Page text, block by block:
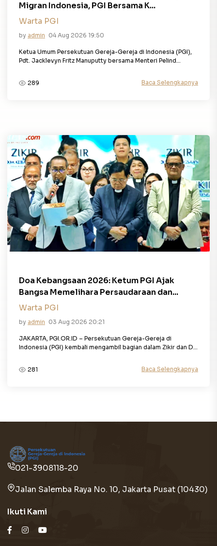
Migran Indonesia, PGI Bersama K...
Warta PGI
by admin 04 Aug 2026 19:50
Ketua Umum Persekutuan Gereja-Gereja di Indonesia (PGI),
Pdt. Jacklevyn Fritz Manuputty bersama Menteri Pelind...
289 Baca Selengkapnya
Doa Kebangsaan 2026: Ketum PGI Ajak
Bangsa Memelihara Persaudaraan dan...
Warta PGI
by admin 03 Aug 2026 20:21
JAKARTA, PGI.OR.ID – Persekutuan Gereja-Gereja di
Indonesia (PGI) kembali mengambil bagian dalam Zikir dan D...
281 Baca Selengkapnya
021-3908118-20
Jalan Salemba Raya No. 10, Jakarta Pusat (10430)
Ikuti Kami